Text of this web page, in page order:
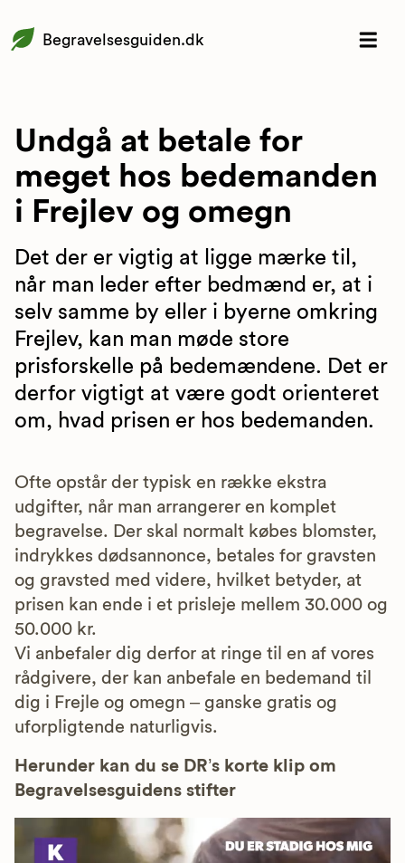
Begravelsesguiden.dk
Undgå at betale for
meget hos bedemanden
i Frejlev og omegn
Det der er vigtig at ligge mærke til,
når man leder efter bedmænd er, at i
selv samme by eller i byerne omkring
Frejlev, kan man møde store
prisforskelle på bedemændene. Det er
derfor vigtigt at være godt orienteret
om, hvad prisen er hos bedemanden.
Ofte opstår der typisk en række ekstra
udgifter, når man arrangerer en komplet
begravelse. Der skal normalt købes blomster,
indrykkes dødsannonce, betales for gravsten
og gravsted med videre, hvilket betyder, at
prisen kan ende i et prisleje mellem 30.000 og
50.000 kr.
Vi anbefaler dig derfor at ringe til en af vores
rådgivere, der kan anbefale en bedemand til
dig i Frejle og omegn – ganske gratis og
uforpligtende naturligvis.
Herunder kan du se DR’s korte klip om
Begravelsesguidens stifter